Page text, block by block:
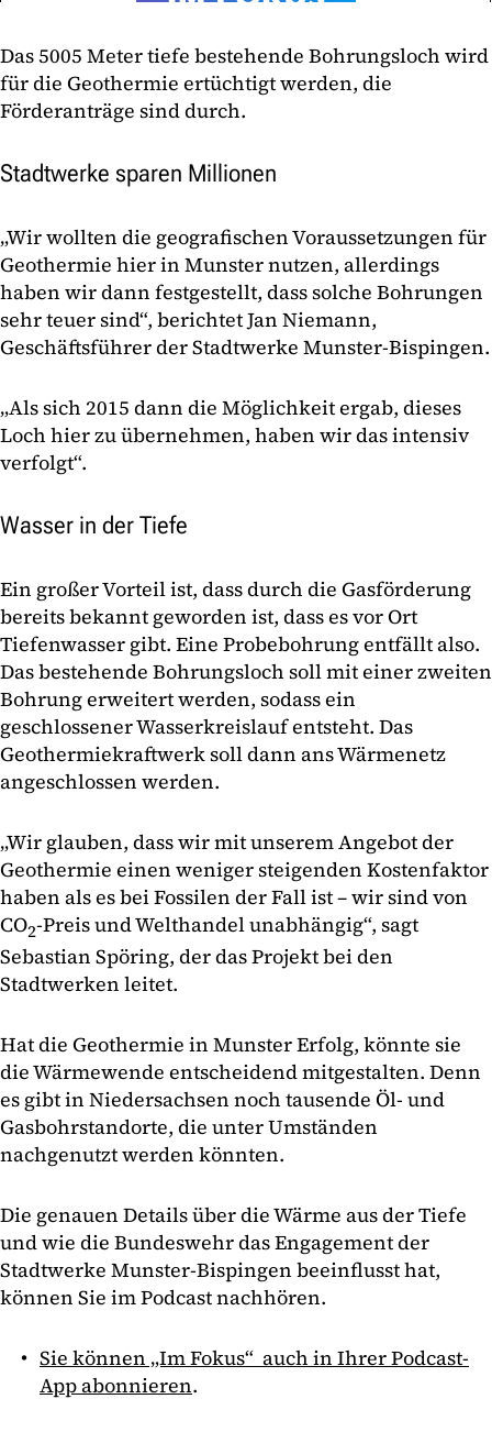
Das 5005 Meter tiefe bestehende Bohrungsloch wird
für die Geothermie ertüchtigt werden, die
Förderanträge sind durch.
Stadtwerke sparen Millionen
„Wir wollten die geografischen Voraussetzungen für
Geothermie hier in Munster nutzen, allerdings
haben wir dann festgestellt, dass solche Bohrungen
sehr teuer sind“, berichtet Jan Niemann,
Geschäftsführer der Stadtwerke Munster-Bispingen.
„Als sich 2015 dann die Möglichkeit ergab, dieses
Loch hier zu übernehmen, haben wir das intensiv
verfolgt“.
Wasser in der Tiefe
Ein großer Vorteil ist, dass durch die Gasförderung
bereits bekannt geworden ist, dass es vor Ort
Tiefenwasser gibt. Eine Probebohrung entfällt also.
Das bestehende Bohrungsloch soll mit einer zweiten
Bohrung erweitert werden, sodass ein
geschlossener Wasserkreislauf entsteht. Das
Geothermiekraftwerk soll dann ans Wärmenetz
angeschlossen werden.
„Wir glauben, dass wir mit unserem Angebot der
Geothermie einen weniger steigenden Kostenfaktor
haben als es bei Fossilen der Fall ist – wir sind von
CO2-Preis und Welthandel unabhängig“, sagt
Sebastian Spöring, der das Projekt bei den
Stadtwerken leitet.
Hat die Geothermie in Munster Erfolg, könnte sie
die Wärmewende entscheidend mitgestalten. Denn
es gibt in Niedersachsen noch tausende Öl- und
Gasbohrstandorte, die unter Umständen
nachgenutzt werden könnten.
Die genauen Details über die Wärme aus der Tiefe
und wie die Bundeswehr das Engagement der
Stadtwerke Munster-Bispingen beeinflusst hat,
können Sie im Podcast nachhören.
Sie können „Im Fokus“ auch in Ihrer Podcast-
App abonnieren.